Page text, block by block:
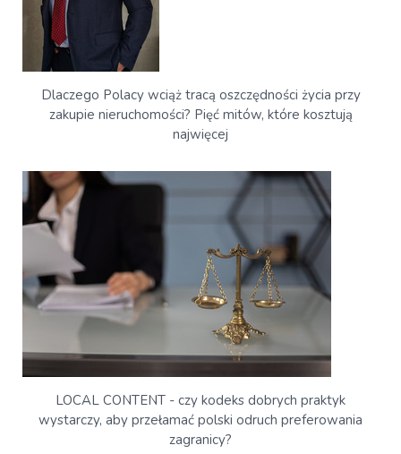
Dlaczego Polacy wciąż tracą oszczędności życia przy
zakupie nieruchomości? Pięć mitów, które kosztują
najwięcej
LOCAL CONTENT - czy kodeks dobrych praktyk
wystarczy, aby przełamać polski odruch preferowania
zagranicy?